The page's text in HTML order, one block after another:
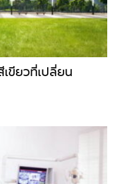
ขียวที่เปลี่ยน